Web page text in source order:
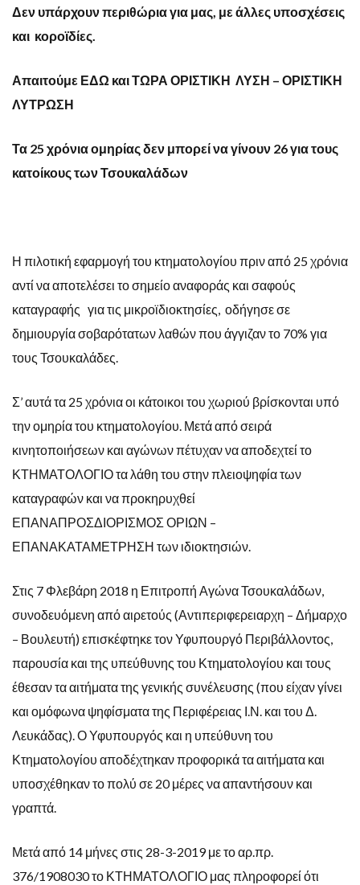
Δεν υπάρχουν περιθώρια για μας, με άλλες υποσχέσεις
και κοροϊδίες.
Απαιτούμε ΕΔΩ και ΤΩΡΑ ΟΡΙΣΤΙΚΗ ΛΥΣΗ – ΟΡΙΣΤΙΚΗ
ΛΥΤΡΩΣΗ
Τα 25 χρόνια ομηρίας δεν μπορεί να γίνουν 26 για τους
κατοίκους των Τσουκαλάδων
Η πιλοτική εφαρμογή του κτηματολογίου πριν από 25 χρόνια
αντί να αποτελέσει το σημείο αναφοράς και σαφούς
καταγραφής για τις μικροϊδιοκτησίες, οδήγησε σε
δημιουργία σοβαρότατων λαθών που άγγιζαν το 70% για
τους Τσουκαλάδες.
Σ’ αυτά τα 25 χρόνια οι κάτοικοι του χωριού βρίσκονται υπό
την ομηρία του κτηματολογίου. Μετά από σειρά
κινητοποιήσεων και αγώνων πέτυχαν να αποδεχτεί το
ΚΤΗΜΑΤΟΛΟΓΙΟ τα λάθη του στην πλειοψηφία των
καταγραφών και να προκηρυχθεί
ΕΠΑΝΑΠΡΟΣΔΙΟΡΙΣΜΟΣ ΟΡΙΩΝ –
ΕΠΑΝΑΚΑΤΑΜΕΤΡΗΣΗ των ιδιοκτησιών.
Στις 7 Φλεβάρη 2018 η Επιτροπή Αγώνα Τσουκαλάδων,
συνοδευόμενη από αιρετούς (Αντιπεριφερειαρχη – Δήμαρχο
– Βουλευτή) επισκέφτηκε τον Υφυπουργό Περιβάλλοντος,
παρουσία και της υπεύθυνης του Κτηματολογίου και τους
έθεσαν τα αιτήματα της γενικής συνέλευσης (που είχαν γίνει
και ομόφωνα ψηφίσματα της Περιφέρειας Ι.Ν. και του Δ.
Λευκάδας). Ο Υφυπουργός και η υπεύθυνη του
Κτηματολογίου αποδέχτηκαν προφορικά τα αιτήματα και
υποσχέθηκαν το πολύ σε 20 μέρες να απαντήσουν και
γραπτά.
Μετά από 14 μήνες στις 28-3-2019 με το αρ.πρ.
376/1908030 το ΚΤΗΜΑΤΟΛΟΓΙΟ μας πληροφορεί ότι